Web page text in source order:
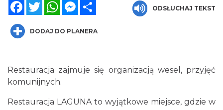
FacebookTwitterWhatsAppMessenger
ODSŁUCHAJ TEKST
DODAJ DO PLANERA
Restauracja zajmuje się organizacją wesel, przyjęć
komunijnych.
Restauracja LAGUNA to wyjątkowe miejsce, gdzie w